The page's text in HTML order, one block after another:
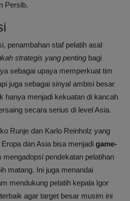
Persib.
penambahan staf pelatih asal
strategis yang penting bagi
sebagai upaya memperkuat tim
juga sebagai sinyal ambisi besar
hanya menjadi kekuatan di kancah
secara serius di level Asia.
Runje dan Karlo Reinholz yang
dan Asia bisa menjadi game-
mengadopsi pendekatan pelatihan
matang. Ini juga menandai
mendukung pelatih kepala Igor
agar target besar musim ini